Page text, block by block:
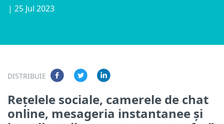
| 25 Jul 2023
DISTRIBUIE
Rețelele sociale, camerele de chat
online, mesageria instantanee și